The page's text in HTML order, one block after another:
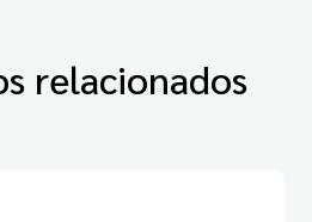
relacionados